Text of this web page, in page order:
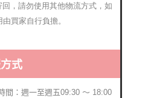
，請勿使用其他物流方式，如
買家自行負擔。
式
：週一至週五09:30 ～ 18:00